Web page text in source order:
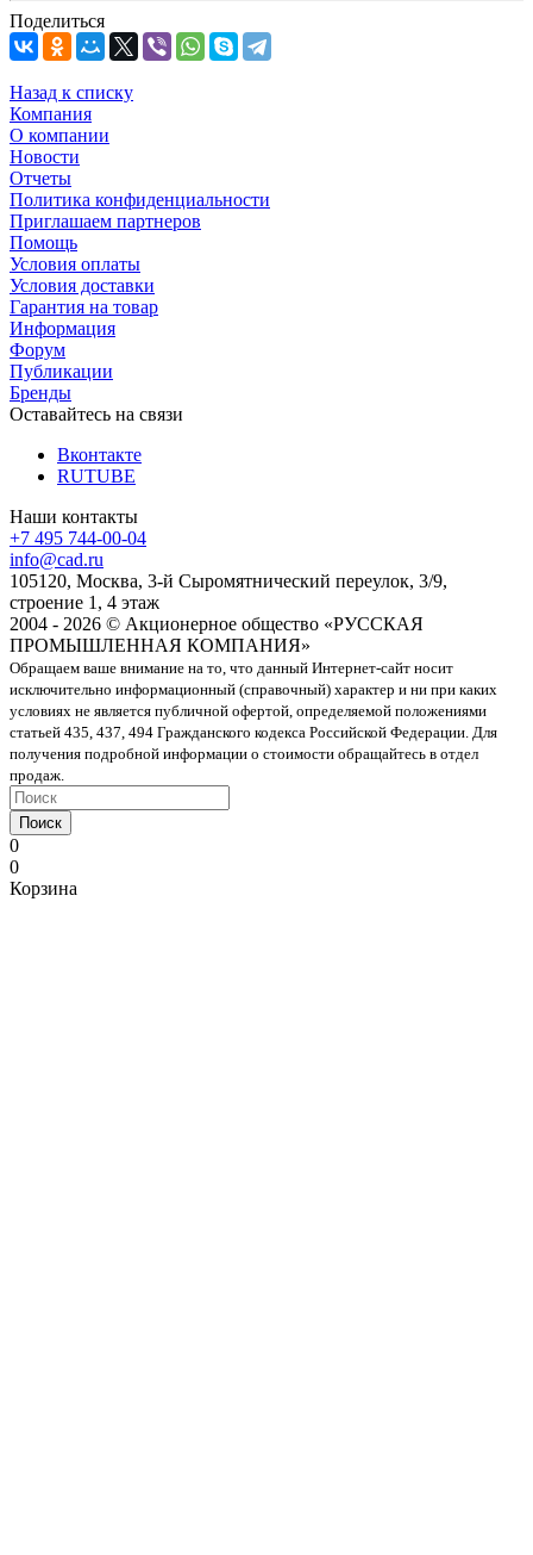
Поделиться
Назад к списку
Компания
О компании
Новости
Отчеты
Политика конфиденциальности
Приглашаем партнеров
Помощь
Условия оплаты
Условия доставки
Гарантия на товар
Информация
Форум
Публикации
Бренды
Оставайтесь на связи
Вконтакте
RUTUBE
Наши контакты
+7 495 744-00-04
info@cad.ru
105120, Москва, 3-й Сыромятнический переулок, 3/9,
строение 1, 4 этаж
2004 - 2026 © Акционерное общество «РУССКАЯ
ПРОМЫШЛЕННАЯ КОМПАНИЯ»
Обращаем ваше внимание на то, что данный Интернет-сайт носит
исключительно информационный (справочный) характер и ни при каких
условиях не является публичной офертой, определяемой положениями
статьей 435, 437, 494 Гражданского кодекса Российской Федерации. Для
получения подробной информации о стоимости обращайтесь в отдел
продаж.
Поиск
0
0
Корзина